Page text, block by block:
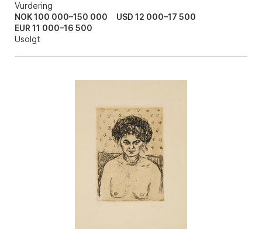
Vurdering
NOK 100 000–150 000
USD 12 000–17 500
EUR 11 000–16 500
Usolgt